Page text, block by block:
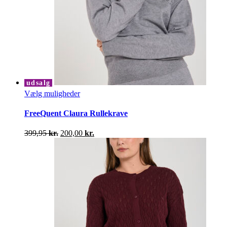
udsalg
Vælg mulighederDette
har
varianter.
Mulighederne
varesiden
FreeQuent Claura Rullekrave
399,95kr. Den
200,00 kr.
aktuelle
200,00 kr..